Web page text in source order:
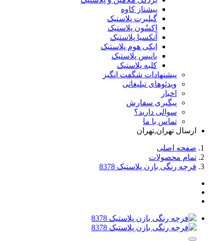
پیشتاز کاوه
گیلبرت پلاستیک
اکسُون پلاستیک
آنکسیا پلاستیک
ایکی هوم پلاستیک
بانیس پلاستیک
کلبه پلاستیک
پیشنهادات شگفت انگیز
ویدئوهای تبلیغاتی
اخبار
پیگیری سفارش
سوالی دارید؟
تماس با ما
ارسال تهران,تهران
صفحه اصلی
تمام محصولات
فرچه رنگی بازن پلاستیک 8378